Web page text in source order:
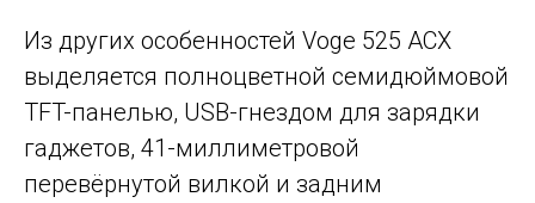
Из других особенностей Voge 525 ACX
выделяется полноцветной семидюймовой
TFT-панелью, USB-гнездом для зарядки
гаджетов, 41-миллиметровой
перевёрнутой вилкой и задним